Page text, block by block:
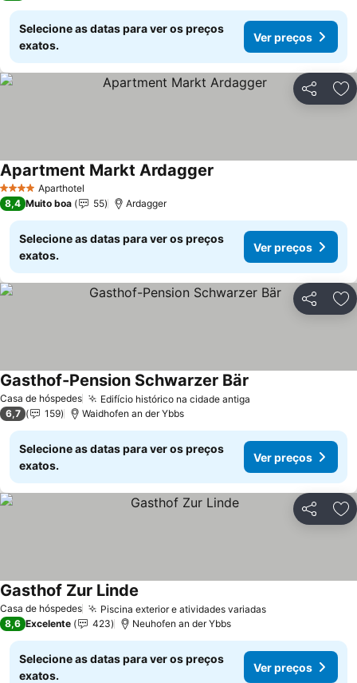
Selecione as datas para ver os preços
exatos.
Ver preços
Partilhar
4 EstrelasAparthotel
Apartment Markt Ardagger
8,4 Muito boa 55 Ardagger
Selecione as datas para ver os preços
exatos.
Ver preços
Partilhar
Casa de hóspedes Edifício histórico na cidade antiga
Gasthof-Pension Schwarzer Bär
6,7 159 Waidhofen an der Ybbs
Selecione as datas para ver os preços
exatos.
Ver preços
Partilhar
Casa de hóspedes Piscina exterior e atividades variadas
Gasthof Zur Linde
8,6 Excelente 423 Neuhofen an der Ybbs
Selecione as datas para ver os preços
exatos.
Ver preços